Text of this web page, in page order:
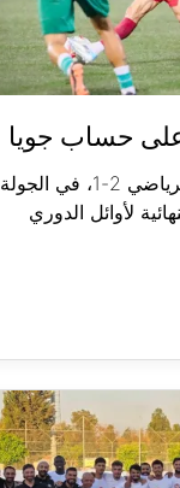
على حساب جويا
فوز الأنصار على جويا الرياضي 2-1، في الجولة
لأوائل الدوري